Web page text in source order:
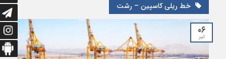
خط ریلی کاسپین – رشت
۰۶
تیر